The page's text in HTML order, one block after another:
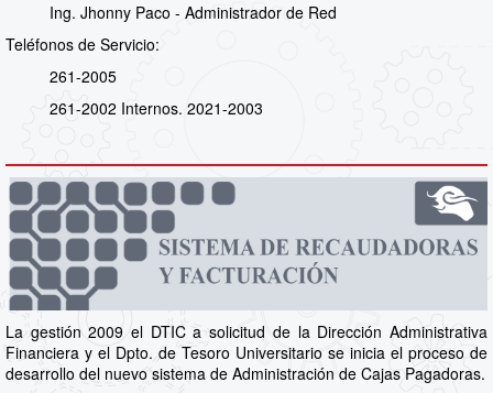
Ing. Jhonny Paco - Administrador de Red
Teléfonos de Servicio:
261-2005
261-2002 Internos. 2021-2003
La gestión 2009 el DTIC a solicitud de la Dirección Administrativa
Financiera y el Dpto. de Tesoro Universitario se inicia el proceso de
desarrollo del nuevo sistema de Administración de Cajas Pagadoras.